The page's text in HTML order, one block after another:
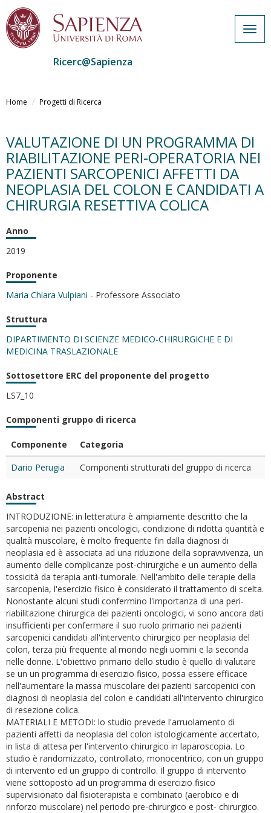
al
Ricerc@Sapienza
Home Progetti di Ricerca
VALUTAZIONE DI UN PROGRAMMA DI
RIABILITAZIONE PERI-OPERATORIA NEI
PAZIENTI SARCOPENICI AFFETTI DA
NEOPLASIA DEL COLON E CANDIDATI A
CHIRURGIA RESETTIVA COLICA
Anno
2019
Proponente
Maria Chiara Vulpiani - Professore Associato
Struttura
DIPARTIMENTO DI SCIENZE MEDICO-CHIRURGICHE E DI
MEDICINA TRASLAZIONALE
Sottosettore ERC del proponente del progetto
LS7_10
Componenti gruppo di ricerca
Componente
Categoria
Dario Perugia
Componenti strutturati del gruppo di ricerca
Abstract
INTRODUZIONE: in letteratura è ampiamente descritto che la
sarcopenia nei pazienti oncologici, condizione di ridotta quantità e
qualità muscolare, è molto frequente fin dalla diagnosi di
neoplasia ed è associata ad una riduzione della sopravvivenza, un
aumento delle complicanze post-chirurgiche e un aumento della
tossicità da terapia anti-tumorale. Nell'ambito delle terapie della
sarcopenia, l'esercizio fisico è considerato il trattamento di scelta.
Nonostante alcuni studi confermino l'importanza di una peri-
riabilitazione chirurgica dei pazienti oncologici, vi sono ancora dati
insufficienti per confermare il suo ruolo primario nei pazienti
sarcopenici candidati all'intervento chirurgico per neoplasia del
colon, terza più frequente al mondo negli uomini e la seconda
nelle donne. L'obiettivo primario dello studio è quello di valutare
se un un programma di esercizio fisico, possa essere efficace
nell'aumentare la massa muscolare dei pazienti sarcopenici con
diagnosi di neoplasia del colon e candidati all'intervento chirurgico
di resezione colica.
MATERIALI E METODI: lo studio prevede l'arruolamento di
pazienti affetti da neoplasia del colon istologicamente accertato,
in lista di attesa per l'intervento chirurgico in laparoscopia. Lo
studio è randomizzato, controllato, monocentrico, con un gruppo
di intervento ed un gruppo di controllo. Il gruppo di intervento
viene sottoposto ad un programma di esercizio fisico
supervisionato dal fisioterapista e combinato (aerobico e di
rinforzo muscolare) nel periodo pre-chirurgico e post- chirurgico.